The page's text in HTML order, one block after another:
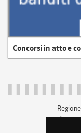
Concorsi in atto e
c.f.